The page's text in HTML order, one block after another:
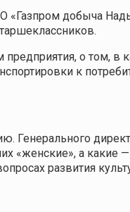
добыча
о том, в
к
Генерального
«женские», а какие
развития